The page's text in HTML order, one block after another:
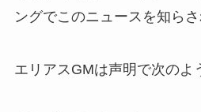
ングでこのニュースを知らさ
エリアスGMは声明で次のよ